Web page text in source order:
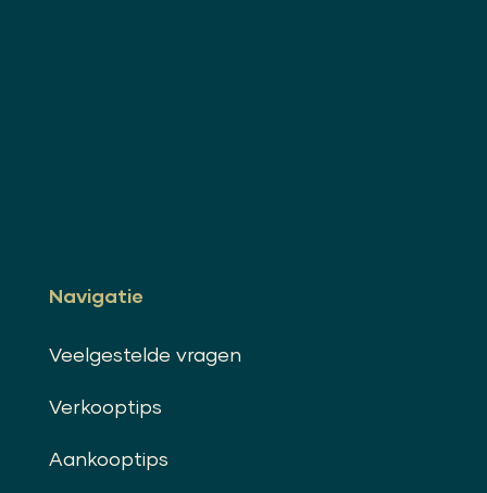
Navigatie
Veelgestelde vragen
Verkooptips
Aankooptips